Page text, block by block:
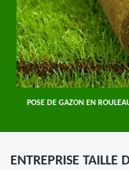
POSE DE GAZON EN
ENTREPRISE